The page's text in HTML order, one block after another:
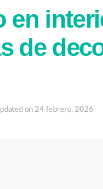
en
de
on 24 febrero, 2026